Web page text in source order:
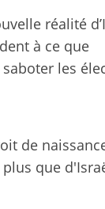
réalité
à ce que
les
de
que